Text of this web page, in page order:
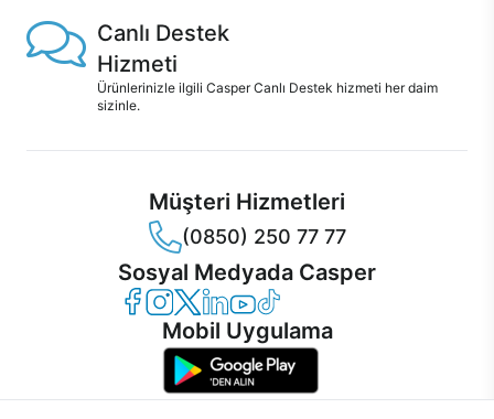
Canlı Destek
Hizmeti
Ürünlerinizle ilgili Casper Canlı Destek hizmeti her daim
sizinle.
Müşteri Hizmetleri
(0850) 250 77 77
Sosyal Medyada Casper
Casper Facebook
Casper Instagram
Casper Twitter
Casper LinkedIn
Casper YouTube
Casper TikTok
Mobil Uygulama